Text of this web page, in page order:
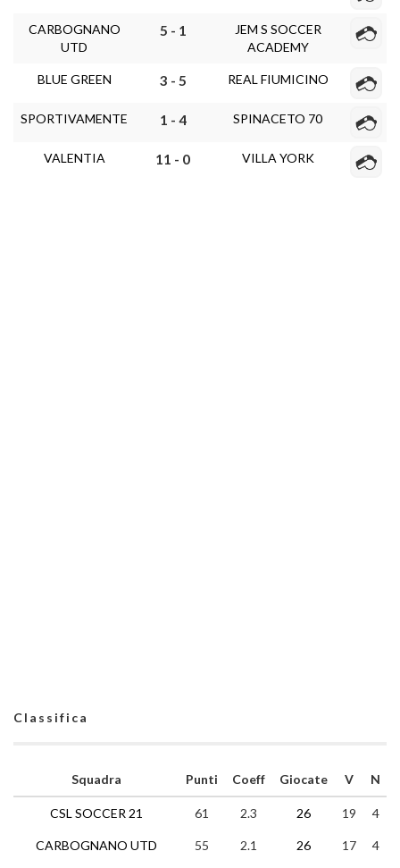
CARBOGNANO
UTD
5 - 1
JEM S SOCCER
ACADEMY
BLUE GREEN 3 - 5 REAL FIUMICINO
SPORTIVAMENTE 1 - 4 SPINACETO 70
VALENTIA 11 - 0 VILLA YORK
Classifica
Squadra
CSL SOCCER 21
CARBOGNANO UTD
Punti Coeff Giocate V N
61 2.3 26 19 4
55 2.1 26 17 4